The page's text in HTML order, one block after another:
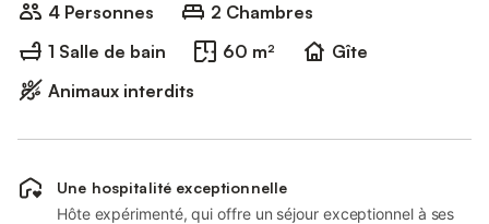
4 Personnes
2 Chambres
1 Salle de bain
60 m²
Gîte
Animaux interdits
Une hospitalité exceptionnelle
Hôte expérimenté, qui offre un séjour exceptionnel à ses